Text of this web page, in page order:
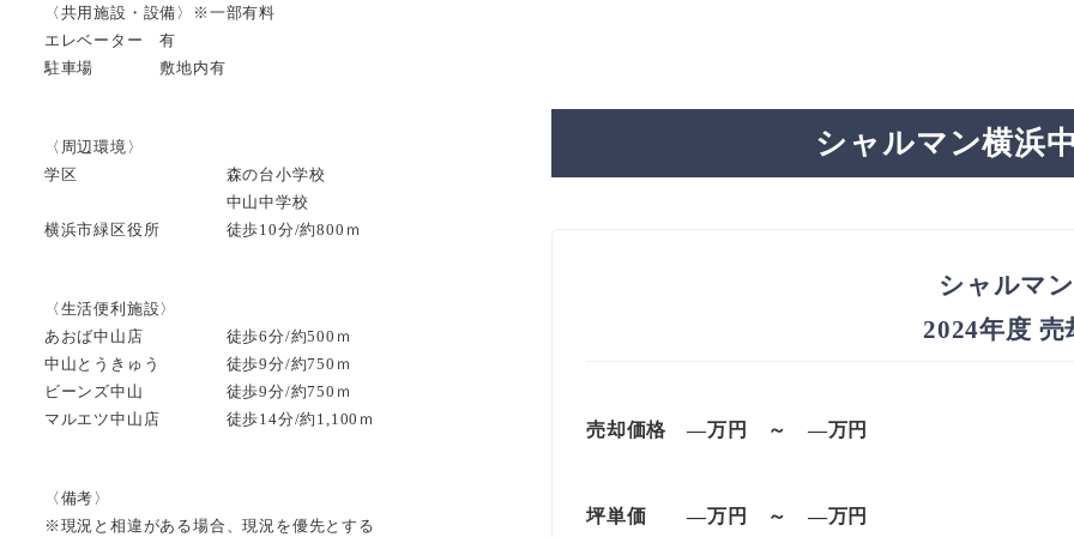
〈共用施設・設備〉※一部有料
エレベーター 有
駐車場 敷地内有
〈周辺環境〉
学区 森の台小学校
中山中学校
横浜市緑区役所 徒歩10分/約800ｍ
〈生活便利施設〉
あおば中山店 徒歩6分/約500ｍ
中山とうきゅう 徒歩9分/約750ｍ
ビーンズ中山 徒歩9分/約750ｍ
マルエツ中山店 徒歩14分/約1,100ｍ
〈備考〉
※現況と相違がある場合、現況を優先とする
シャルマン横浜
シャルマ
2024年度 売
売却価格 —万円 ～ —万円
坪単価—万円 ～ —万円